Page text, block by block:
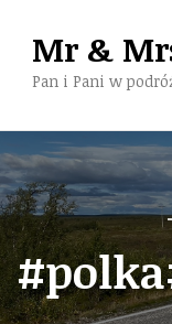
Mr &
Pan i Pani w